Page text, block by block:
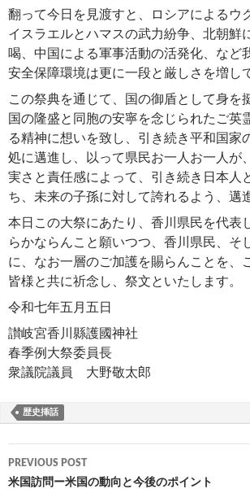
翻って今日を見渡すと、ロシアによるウ
イスラエルとハマスの武力紛争、北朝鮮
喝、中国による軍事活動の活発化、など
安全保障環境は更に一段と厳しさを増し
この祭典を通じて、国の御盾として身を
国の隆盛と同胞の安寧を念じられたご英
る精神に想いを致し、引き続き平和国家
処に邁進し、以って県民お一人お一人が
実さと責任感によって、引き続き日本人
ち、未来の子孫に対して誇れるよう、邁
本日この大祭にあたり、香川県民を代表
らかならんこと願いつつ、香川県民、そ
に、なお一層のご加護を賜らんことを、
皆様と共に祈念し、祭文といたします。
令和七年五月五日
讃岐宮香川縣護國神社
春季例大祭委員長
衆議院議員 大野敬太郎
歴史挿話
Post
navigation
PREVIOUS POST
米国訪問ー米国の動向と今後のポイント